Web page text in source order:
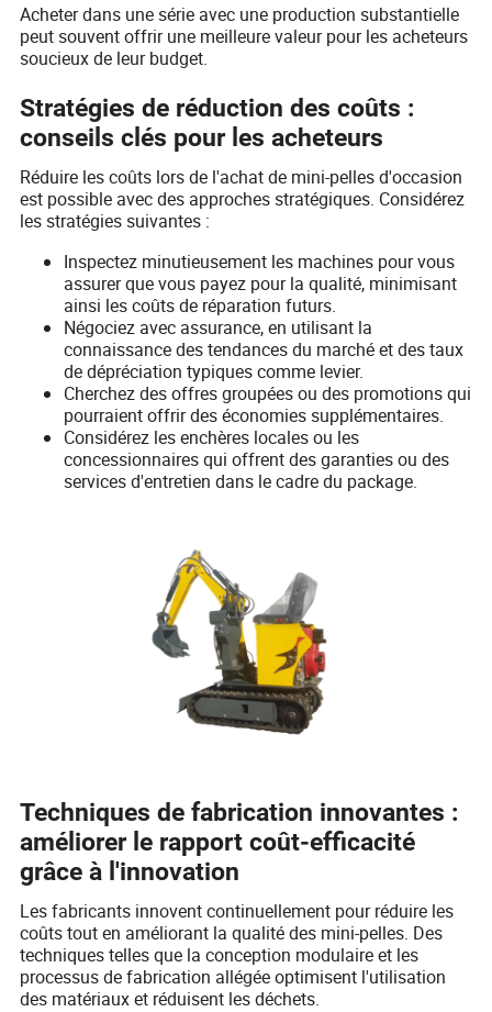
Acheter dans une série avec une production substantielle
peut souvent offrir une meilleure valeur pour les acheteurs
soucieux de leur budget.
Stratégies de réduction des coûts :
conseils clés pour les acheteurs
Réduire les coûts lors de l'achat de mini-pelles d'occasion
est possible avec des approches stratégiques. Considérez
les stratégies suivantes :
Inspectez minutieusement les machines pour vous
assurer que vous payez pour la qualité, minimisant
ainsi les coûts de réparation futurs.
Négociez avec assurance, en utilisant la
connaissance des tendances du marché et des taux
de dépréciation typiques comme levier.
Cherchez des offres groupées ou des promotions qui
pourraient offrir des économies supplémentaires.
Considérez les enchères locales ou les
concessionnaires qui offrent des garanties ou des
services d'entretien dans le cadre du package.
Techniques de fabrication innovantes :
améliorer le rapport coût-efficacité
grâce à l'innovation
Les fabricants innovent continuellement pour réduire les
coûts tout en améliorant la qualité des mini-pelles. Des
techniques telles que la conception modulaire et les
processus de fabrication allégée optimisent l'utilisation
des matériaux et réduisent les déchets.